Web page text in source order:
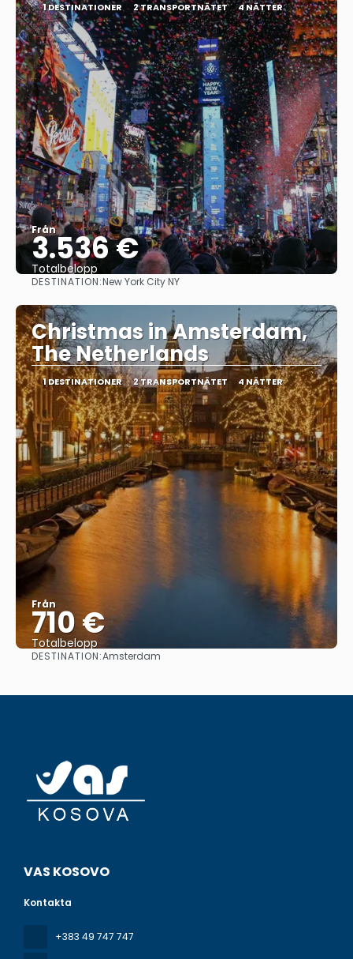
1 DESTINATIONER 2 TRANSPORTNÄTET 4 NÄTTER
Från
3.536 €
Totalbelopp
Se
DESTINATION:New York City NY
Christmas in Amsterdam,
The Netherlands
1 DESTINATIONER 2 TRANSPORTNÄTET 4 NÄTTER
Från
710 €
Totalbelopp
DESTINATION:Amsterdam
VAS KOSOVO
Kontakta
+383 49 747 747